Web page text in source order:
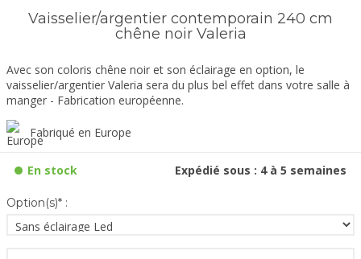
Vaisselier/argentier contemporain 240 cm
chêne noir Valeria
Avec son coloris chêne noir et son éclairage en option, le
vaisselier/argentier Valeria sera du plus bel effet dans votre salle à
manger - Fabrication européenne.
Fabriqué en Europe
En stock Expédié sous : 4 à 5 semaines
Option(s)* :